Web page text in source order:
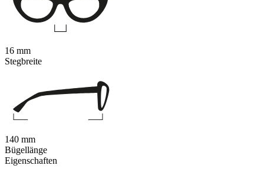
Eigenschaften
16 mm
Stegbreite
140 mm
Bügellänge